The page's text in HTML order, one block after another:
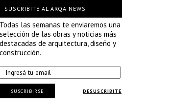
SUSCRIBITE AL ARQA NEWS
Todas las semanas te enviaremos una
selección de las obras y noticias más
destacadas de arquitectura, diseño y
construcción.
DESUSCRIBITE
SUSCRIBIRSE